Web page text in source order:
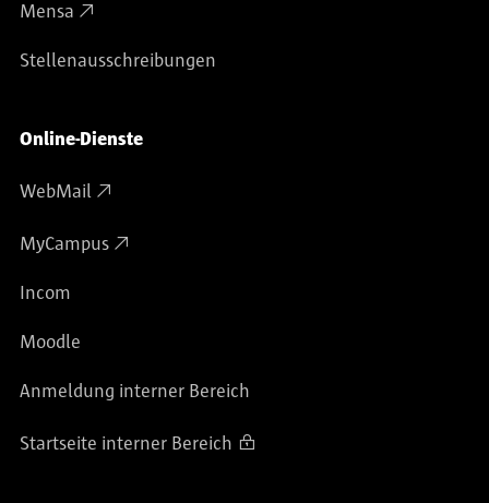
Mensa
Stellenausschreibungen
Online-Dienste
WebMail
MyCampus
Incom
Moodle
Anmeldung interner Bereich
Startseite interner Bereich